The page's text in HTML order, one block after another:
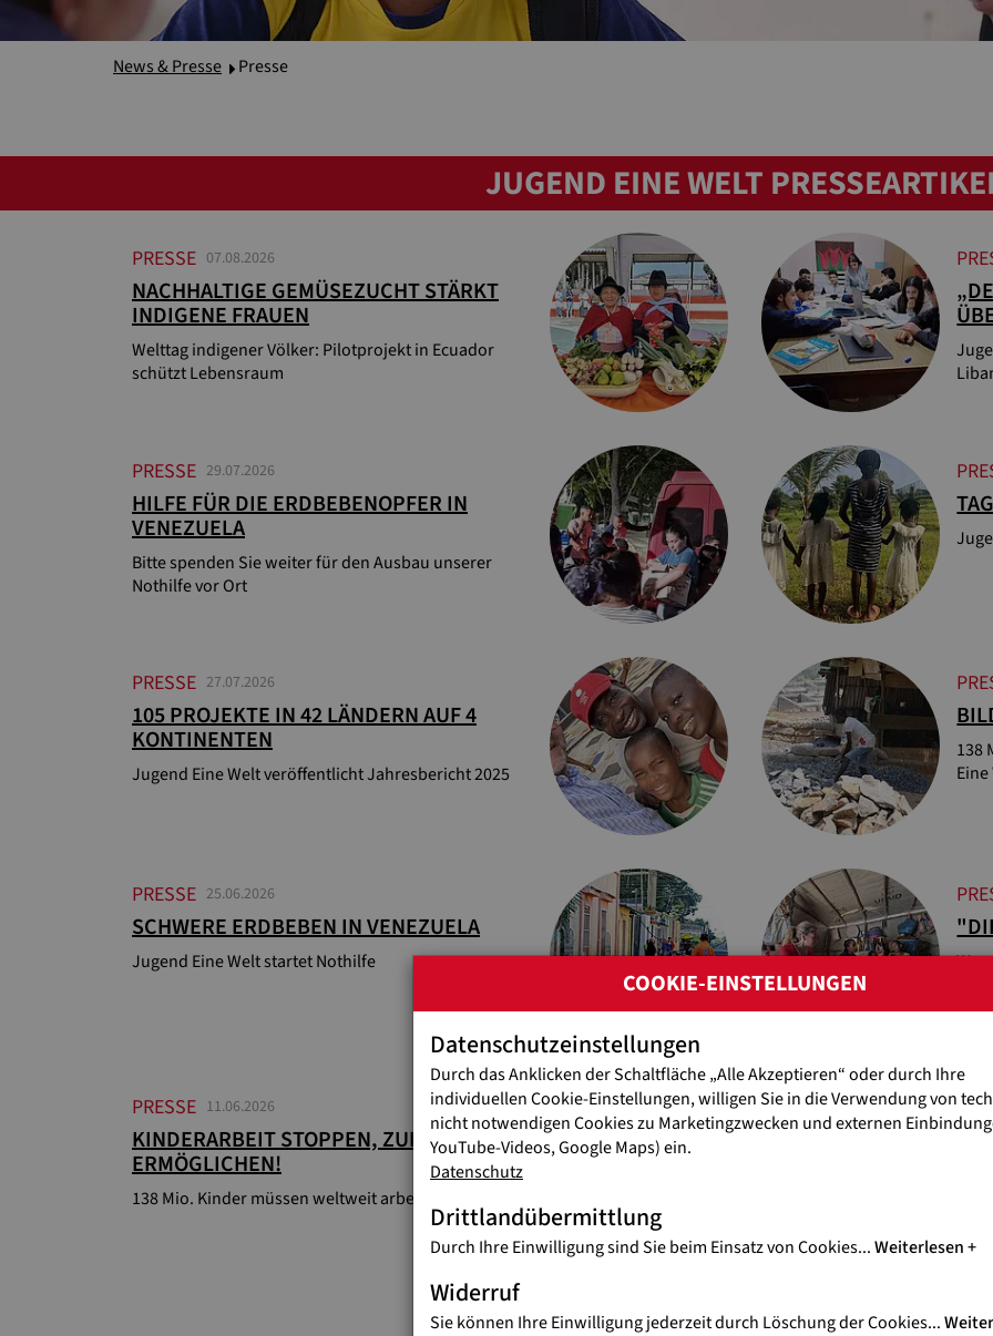
News & Presse Presse
JUGEND EINE WELT
PRESSE 07.08.2026
NACHHALTIGE GEMÜSEZUCHT STÄRKT
INDIGENE FRAUEN
Welttag indigener Völker: Pilotprojekt in Ecuador
schützt Lebensraum
PRESSE 29.07.2026
HILFE FÜR DIE ERDBEBENOPFER IN
VENEZUELA
Bitte spenden Sie weiter für den Ausbau unserer
Nothilfe vor Ort
PRESSE 27.07.2026
105 PROJEKTE IN 42 LÄNDERN AUF 4
KONTINENTEN
Jugend Eine Welt veröffentlicht Jahresbericht 2025
138
PRESSE 25.06.2026
SCHWERE ERDBEBEN IN VENEZUELA
Jugend Eine Welt startet Nothilfe
PRESSE 11.06.2026
KINDERARBEIT STOPPEN, ZUKUNFT
ERMÖGLICHEN!
138 Mio. Kinder müssen weltweit arbeiten
COOKIE-EINSTELLUNGEN
Datenschutzeinstellungen
Durch das Anklicken der Schaltfläche „Alle Akzeptieren“ oder durch Ihre
individuellen Cookie-Einstellungen, willigen Sie in die Verwendung von
nicht notwendigen Cookies zu Marketingzwecken und externen
YouTube-Videos, Google Maps) ein.
Datenschutz
Drittlandübermittlung
Durch Ihre Einwilligung sind Sie beim Einsatz von Cookies...Weiterlesen
Widerruf
Sie können Ihre Einwilligung jederzeit durch Löschung der Cookies...